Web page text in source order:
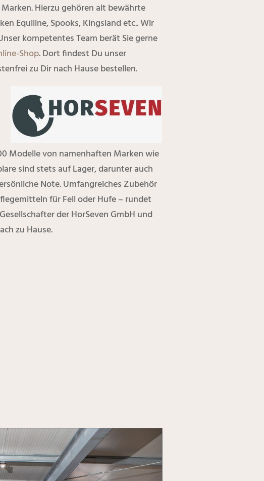
Hierzu gehören alt bewährte
Equiline, Spooks, Kingsland etc.. Wir
kompetentes Team berät Sie gerne
Shop. Dort findest Du unser
zu Dir nach Hause bestellen.
Modelle von namenhaften Marken wie
sind stets auf Lager, darunter auch
Note. Umfangreiches Zubehör
für Fell oder Hufe – rundet
der HorSeven GmbH und
zu Hause.